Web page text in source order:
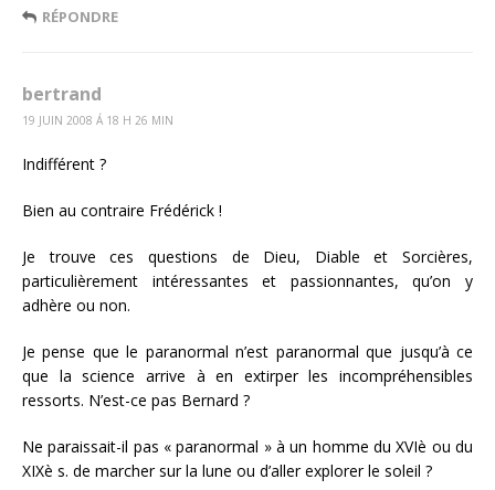
RÉPONDRE
bertrand
19 JUIN 2008 Á 18 H 26 MIN
Indifférent ?
Bien au contraire Frédérick !
Je trouve ces questions de Dieu, Diable et Sorcières,
particulièrement intéressantes et passionnantes, qu’on y
adhère ou non.
Je pense que le paranormal n’est paranormal que jusqu’à ce
que la science arrive à en extirper les incompréhensibles
ressorts. N’est-ce pas Bernard ?
Ne paraissait-il pas « paranormal » à un homme du XVIè ou du
XIXè s. de marcher sur la lune ou d’aller explorer le soleil ?